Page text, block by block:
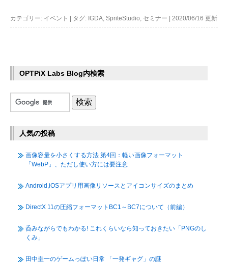
カテゴリー: イベント | タグ: IGDA SpriteStudio セミナー | 2020/06/16 更新
OPTPiX Labs Blog内検索
人気の投稿
画像容量を小さくする方法 第4回：軽い画像フォーマット
「WebP」、ただし使い方には要注意
Android,iOSアプリ用画像リソースとアイコンサイズのまとめ
DirectX 11の圧縮フォーマットBC1～BC7について（前編）
呑みながらでもわかる! これくらいなら知っておきたい「PNGのし
くみ」
田中圭一のゲームっぽい日常 「一発ギャグ」の謎